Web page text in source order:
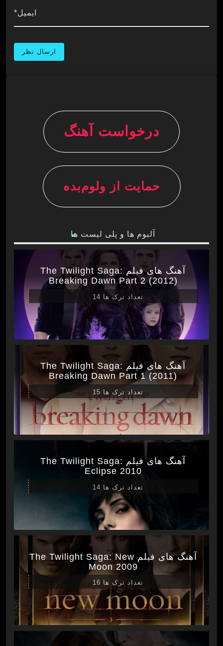
ایمیل*
درخواست آهنگ
حمایت از ولوم‌بده
آلبوم ها و پلی لیست ها
آهنگ های فیلم The Twilight Saga:
Breaking Dawn Part 2 (2012)
تعداد ترک ها 14
آهنگ های فیلم The Twilight Saga:
Breaking Dawn Part 1 (2011)
تعداد ترک ها 15
آهنگ های فیلم The Twilight Saga:
Eclipse 2010
تعداد ترک ها 14
آهنگ های فیلم The Twilight Saga: New
Moon 2009
تعداد ترک ها 16